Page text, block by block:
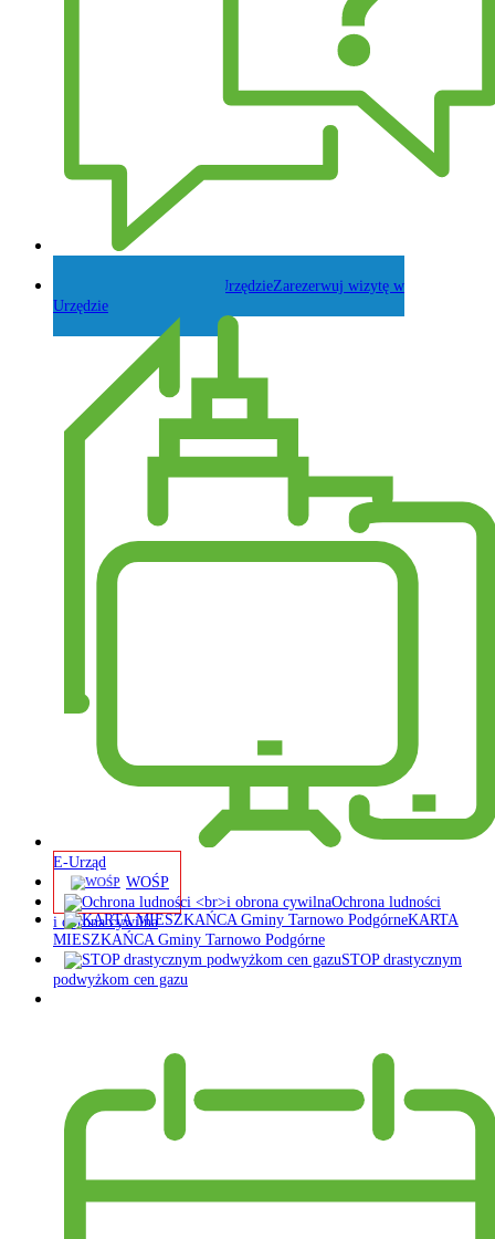
Zarezerwuj wizytę w
Urzędzie
E-Urząd
WOŚP
Ochrona ludności
i obrona cywilna
KARTA
MIESZKAŃCA Gminy Tarnowo Podgórne
STOP drastycznym
podwyżkom cen gazu